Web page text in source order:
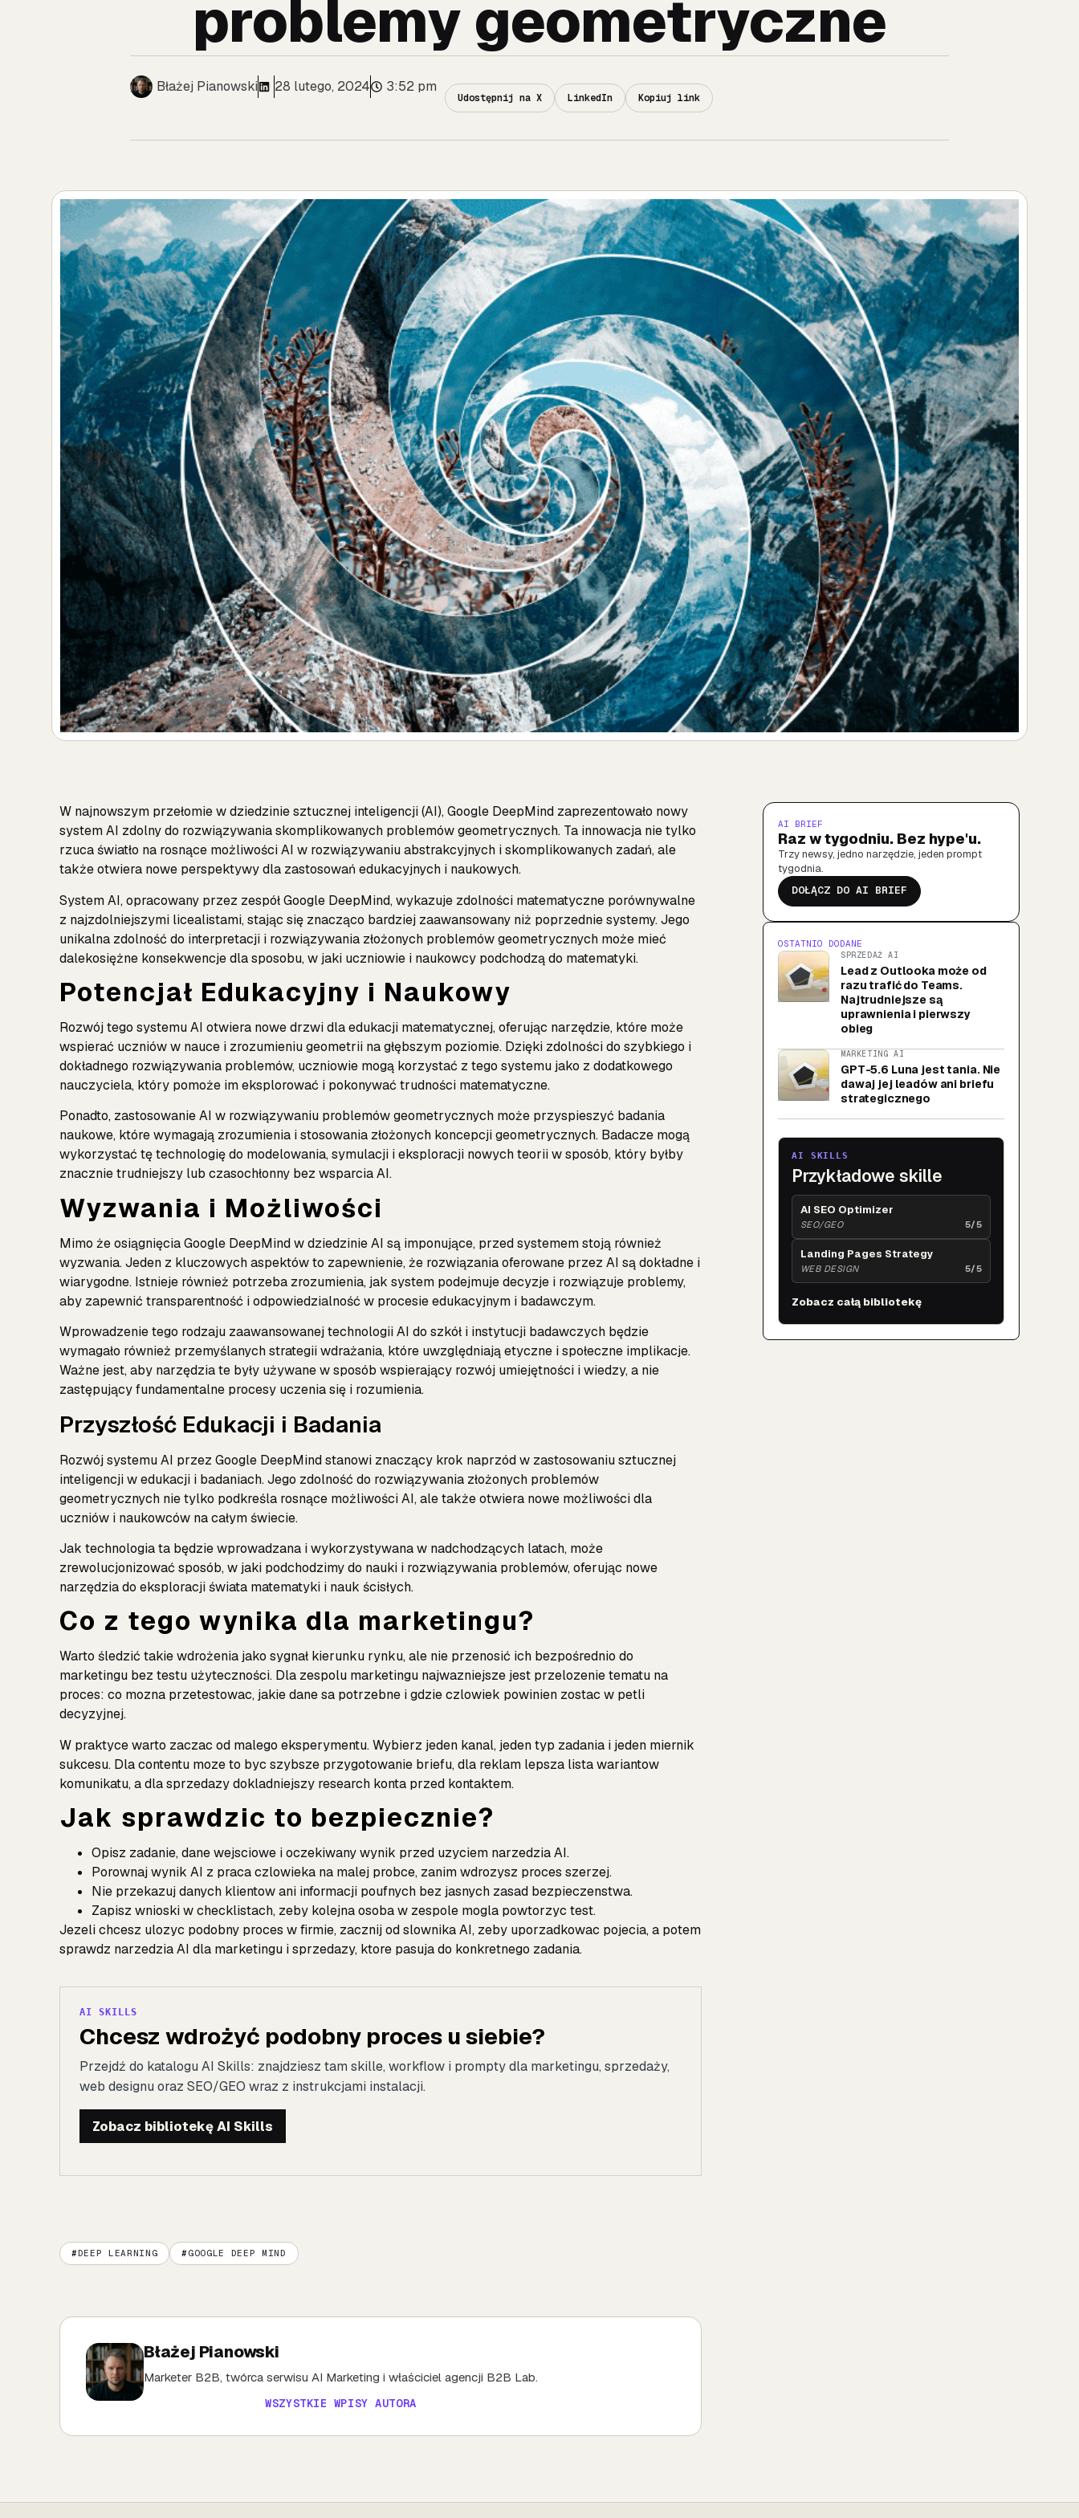
problemy geometryczne
Błażej Pianowski 28 lutego, 2024 3:52 pm
Udostępnij na X LinkedIn Kopiuj link
W najnowszym przełomie w dziedzinie sztucznej inteligencji (AI),Google DeepMind zaprezentowało nowy
system AI zdolny do rozwiązywania skomplikowanych problemów geometrycznych. Ta innowacja nie tylko
rzuca światło na rosnące możliwości AI w rozwiązywaniu abstrakcyjnych i skomplikowanych zadań, ale
także otwiera nowe perspektywy dla zastosowań edukacyjnych i naukowych.
System AI, opracowany przez zespół Google DeepMind, wykazuje zdolności matematyczne porównywalne
z najzdolniejszymi licealistami, stając się znacząco bardziej zaawansowany niż poprzednie systemy. Jego
unikalna zdolność do interpretacji i rozwiązywania złożonych problemów geometrycznych może mieć
dalekosiężne konsekwencje dla sposobu, w jaki uczniowie i naukowcy podchodzą do matematyki.
Potencjał Edukacyjny i Naukowy
Rozwój tego systemu AI otwiera nowe drzwi dla edukacji matematycznej, oferując narzędzie, które może
wspierać uczniów w nauce i zrozumieniu geometrii na głębszym poziomie. Dzięki zdolności do szybkiego i
dokładnego rozwiązywania problemów, uczniowie mogą korzystać z tego systemu jako z dodatkowego
nauczyciela, który pomoże im eksplorować i pokonywać trudności matematyczne.
Ponadto, zastosowanie AI w rozwiązywaniu problemów geometrycznych może przyspieszyć badania
naukowe, które wymagają zrozumienia i stosowania złożonych koncepcji geometrycznych. Badacze mogą
wykorzystać tę technologię do modelowania, symulacji i eksploracji nowych teorii w sposób, który byłby
znacznie trudniejszy lub czasochłonny bez wsparcia AI.
Wyzwania i Możliwości
Mimo że osiągnięcia Google DeepMind w dziedzinie AI są imponujące, przed systemem stoją również
wyzwania. Jeden z kluczowych aspektów to zapewnienie, że rozwiązania oferowane przez AI są dokładne i
wiarygodne. Istnieje również potrzeba zrozumienia, jak system podejmuje decyzje i rozwiązuje problemy,
aby zapewnić transparentność i odpowiedzialność w procesie edukacyjnym i badawczym.
Wprowadzenie tego rodzaju zaawansowanej technologii AI do szkół i instytucji badawczych będzie
wymagało również przemyślanych strategii wdrażania, które uwzględniają etyczne i społeczne implikacje.
Ważne jest, aby narzędzia te były używane w sposób wspierający rozwój umiejętności i wiedzy, a nie
zastępujący fundamentalne procesy uczenia się i rozumienia.
Przyszłość Edukacji i Badania
Rozwój systemu AI przez Google DeepMindstanowi znaczący krok naprzód w zastosowaniu sztucznej
inteligencji w edukacji i badaniach. Jego zdolność do rozwiązywania złożonych problemów
geometrycznych nie tylko podkreśla rosnące możliwości AI, ale także otwiera nowe możliwości dla
uczniów i naukowców na całym świecie.
Jak technologia ta będzie wprowadzana i wykorzystywana w nadchodzących latach, może
zrewolucjonizować sposób, w jaki podchodzimy do nauki i rozwiązywania problemów, oferując nowe
narzędzia do eksploracji świata matematyki i nauk ścisłych.
Co z tego wynika dla marketingu?
Warto śledzić takie wdrożenia jako sygnał kierunku rynku, ale nie przenosić ich bezpośrednio do
marketingu bez testu użyteczności. Dla zespolu marketingu najwazniejsze jest przelozenie tematu na
proces: co mozna przetestowac, jakie dane sa potrzebne i gdzie czlowiek powinien zostac w petli
decyzyjnej.
W praktyce warto zaczac od malego eksperymentu. Wybierz jeden kanal, jeden typ zadania i jeden miernik
sukcesu. Dla contentu moze to byc szybsze przygotowanie briefu, dla reklam lepsza lista wariantow
komunikatu, a dla sprzedazy dokladniejszy research konta przed kontaktem.
Jak sprawdzic to bezpiecznie?
Opisz zadanie, dane wejsciowe i oczekiwany wynik przed uzyciem narzedzia AI.
Porownaj wynik AI z praca czlowieka na malej probce, zanim wdrozysz proces szerzej.
Nie przekazuj danych klientow ani informacji poufnych bez jasnych zasad bezpieczenstwa.
Zapisz wnioski w checklistach, zeby kolejna osoba w zespole mogla powtorzyc test.
Jezeli chcesz ulozyc podobny proces w firmie, zacznij odslownika AI, zeby uporzadkowac pojecia, a potem
sprawdz narzedzia AI dla marketingu i sprzedazy, ktore pasuja do konkretnego zadania.
AI SKILLS
Chcesz wdrożyć podobny proces u siebie?
Przejdź do katalogu AI Skills: znajdziesz tam skille, workflow i prompty dla marketingu, sprzedaży,
web designu oraz SEO/GEO wraz z instrukcjami instalacji.
Zobacz bibliotekę AI Skills
DEEP LEARNING GOOGLE DEEP MIND
Błażej Pianowski
Marketer B2B, twórca serwisu AI Marketing i właściciel agencji B2B Lab.
WSZYSTKIE WPISY AUTORA
AI BRIEF
Raz w tygodniu. Bez hype'u.
Trzy newsy, jedno narzędzie, jeden prompt
tygodnia.
DOŁĄCZ DO AI BRIEF
OSTATNIO DODANE
SPRZEDAŻ AI
Lead z Outlooka może od
razu trafić do Teams.
Najtrudniejsze są
uprawnienia i pierwszy
obieg
MARKETING AI
GPT-5.6 Luna jest tania. Nie
dawaj jej leadów ani briefu
strategicznego
AI SKILLS
Przykładowe skille
AI SEO Optimizer
SEO/GEO 5/5
Landing Pages Strategy
WEB DESIGN 5/5
Zobacz całą bibliotekę